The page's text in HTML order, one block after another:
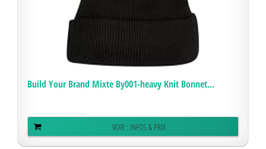
Build Your Brand Mixte By001-heavy Knit Bonnet...
VOIR : INFOS & PRIX